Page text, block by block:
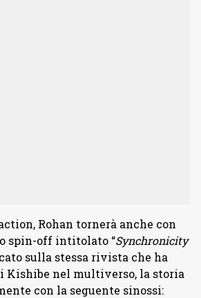
Rohan tornerà anche con
spin-off intitolato “Synchronicity
sulla stessa rivista che ha
Kishibe nel multiverso, la storia
con la seguente sinossi: